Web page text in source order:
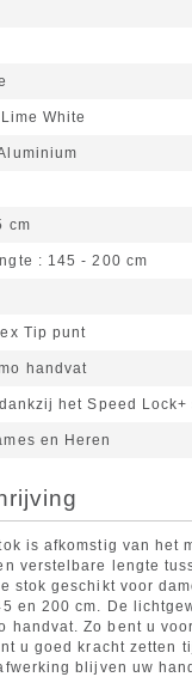
White
cm
145 - 200 cm
Tip punt
handvat
het Speed Lock+
en Heren
is afkomstig van het
verstelbare lengte
stok geschikt voor
en 200 cm. De
handvat. Zo bent u
u goed kracht zetten
blijven uw